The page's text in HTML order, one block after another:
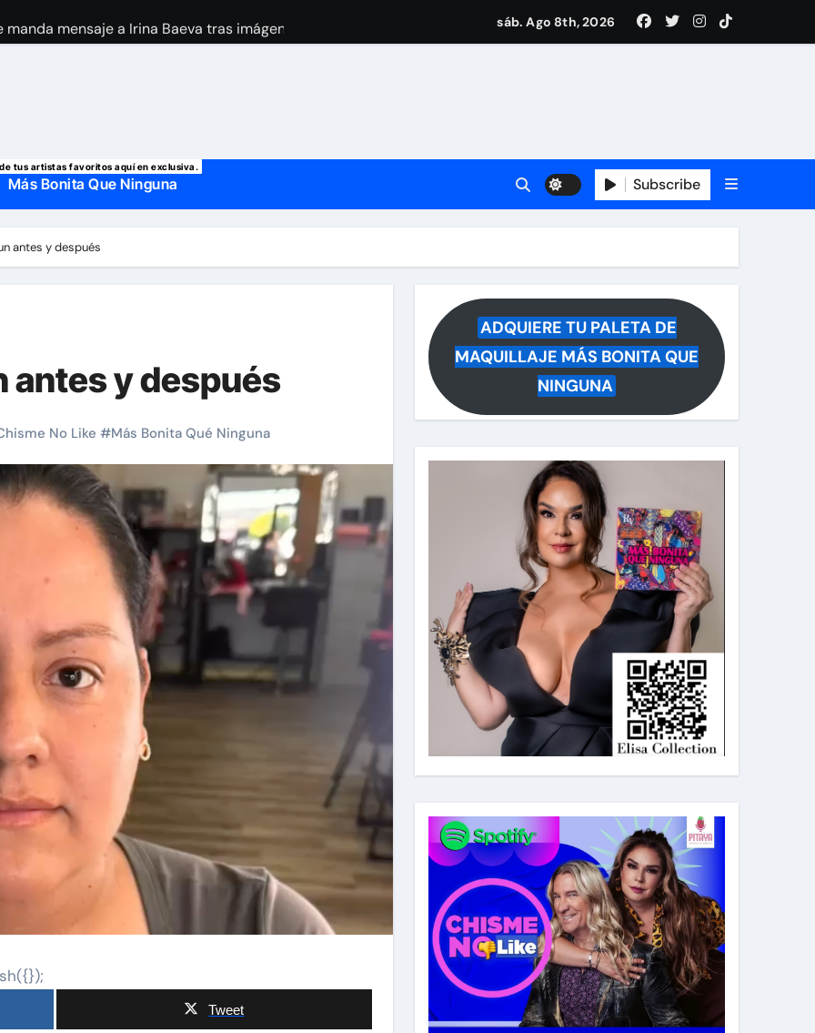
manda mensaje a Irina Baeva tras imágenes junto a Giovanni Medina y revela lo que muchos querían saber
sáb. Ago 8th, 2026
tus artistas favoritos aquí en exclusiva.
Más Bonita Que Ninguna Subscribe
antes y después
antes y después
No Like #Más Bonita Qué Ninguna
Tweet
ADQUIERE TU PALETA DE
MAQUILLAJE MÁS BONITA QUE
NINGUNA